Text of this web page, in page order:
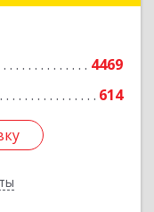
4469
614